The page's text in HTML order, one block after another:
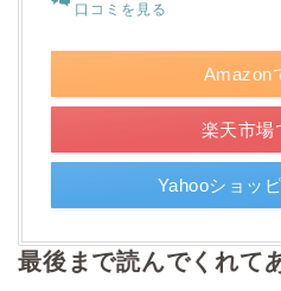
口コミを見る
Amazon
楽天市場
Yahooショッ
最後まで読んでくれ